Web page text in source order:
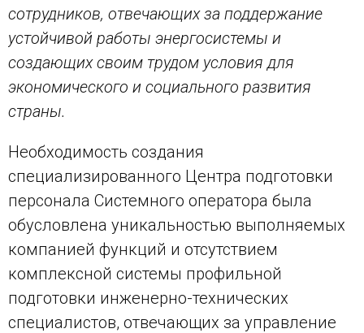
сотрудников, отвечающих за поддержание
устойчивой работы энергосистемы и
создающих своим трудом условия для
экономического и социального развития
страны.
Необходимость создания
специализированного Центра подготовки
персонала Системного оператора была
обусловлена уникальностью выполняемых
компанией функций и отсутствием
комплексной системы профильной
подготовки инженерно-технических
специалистов, отвечающих за управление